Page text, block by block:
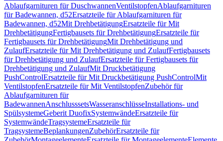
Ablaufgarnituren für DuschwannenVentilstopfenAblaufgarnituren
für Badewannen, d52Ersatzteile für Ablaufgarnituren für
Badewannen, d52Mit DrehbetätigungErsatzteile für Mit
DrehbetätigungFertigbausets für DrehbetätigungErsatzteile für
Fertigbausets für DrehbetätigungMit Drehbetätigung und
ZulaufErsatzteile für Mit Drehbetätigung und ZulaufFertigbausets
für Drehbetätigung und ZulaufErsatzteile für Fertigbausets für
Drehbetätigung und ZulaufMit Druckbetätigung
PushControlErsatzteile für Mit Druckbetätigung PushControlMit
VentilstopfenErsatzteile für Mit VentilstopfenZubehör für
Ablaufgarnituren für
BadewannenAnschlusssetsWasseranschlüsseInstallations- und
SpülsystemeGeberit DuofixSystemwändeErsatzteile für
SystemwändeTragsystemeErsatzteile für
TragsystemeBeplankungenZubehörErsatzteile für